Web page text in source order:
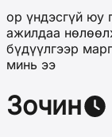
ор үндэсгүй юу
ажилдаа
бүдүүлгээр
минь ээ
Зочин